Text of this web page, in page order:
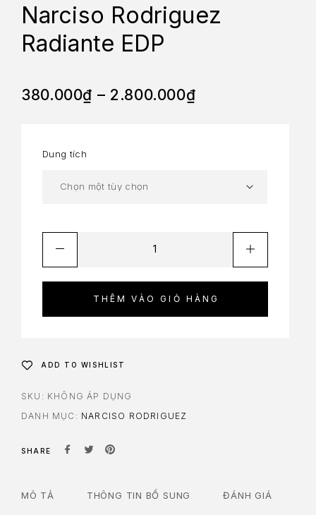
Narciso Rodriguez
Radiante EDP
380.000₫ – 2.800.000₫
Dung tích
THÊM VÀO GIỎ HÀNG
ADD TO WISHLIST
SKU: KHÔNG ÁP DỤNG
DANH MỤC: NARCISO RODRIGUEZ
SHARE
MÔ TẢ THÔNG TIN BỔ SUNG ĐÁNH GIÁ